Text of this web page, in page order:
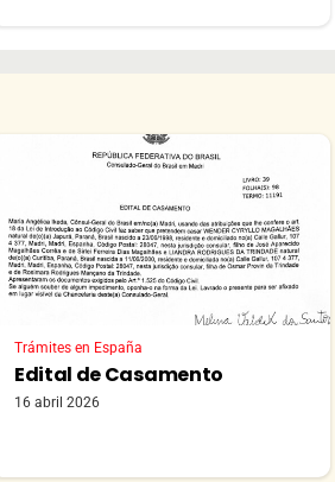
Trámites en España
Edital de Casamento
16 abril 2026